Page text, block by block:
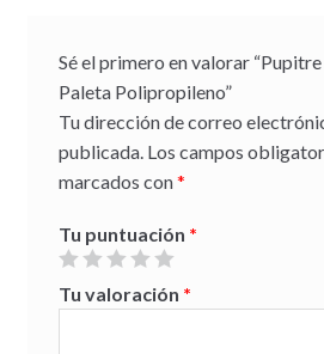
Sé el primero en valorar
Paleta Polipropileno”
Tu dirección de correo
publicada. Los campos
marcados con*
Tu puntuación *
Tu valoración *